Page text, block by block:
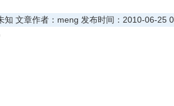
知 文章作者：meng 发布时间：2010-06-25